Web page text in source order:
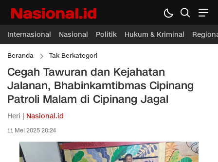
Internasional Nasional Politik Hukum & Kriminal
Beranda Tak Berkategori
Cegah Tawuran dan Kejahatan
Jalanan, Bhabinkamtibmas Cipinang
Patroli Malam di Cipinang Jagal
Heri | Nasional.id
11 Mei 2025 20:24